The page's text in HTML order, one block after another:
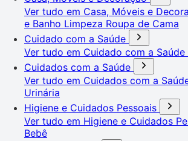
Ver tudo em Casa, Móveis e
e Banho Limpeza Roupa de Cama
Cuidado com a Saúde
Ver tudo em Cuidado com a Saúde
Cuidados com a Saúde
Ver tudo em Cuidados com a
Urinária
Higiene e Cuidados Pessoais
Ver tudo em Higiene e Cuidados
Bebê